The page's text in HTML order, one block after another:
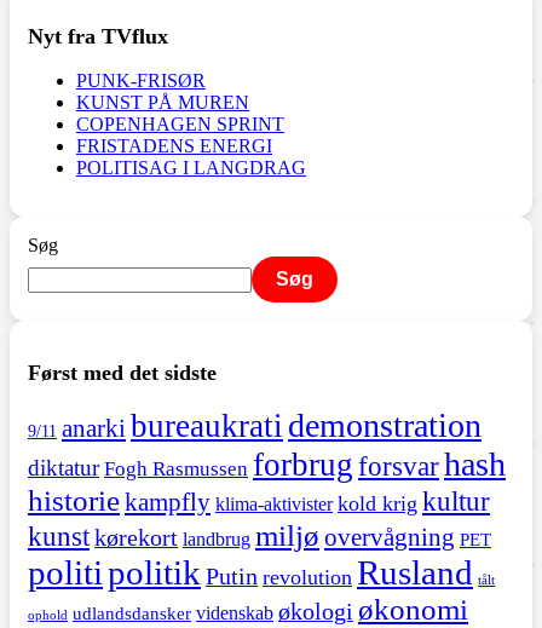
Nyt fra TVflux
PUNK-FRISØR
KUNST PÅ MUREN
COPENHAGEN SPRINT
FRISTADENS ENERGI
POLITISAG I LANGDRAG
Søg
Søg
Først med det sidste
9/11 anarkibureaukrati demonstration
diktatur Fogh Rasmussen forbrugforsvarhash
historiekampfly klima-aktivister kold krig kultur
kunstkørekort landbrug miljø overvågning PET
politipolitikPutin revolution Rusland tålt
ophold udlandsdansker videnskab økologi økonomi